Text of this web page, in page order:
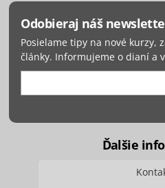
Odobieraj náš
Posielame tipy na nové kurzy,
články. Informujeme o dianí a
Ďalšie